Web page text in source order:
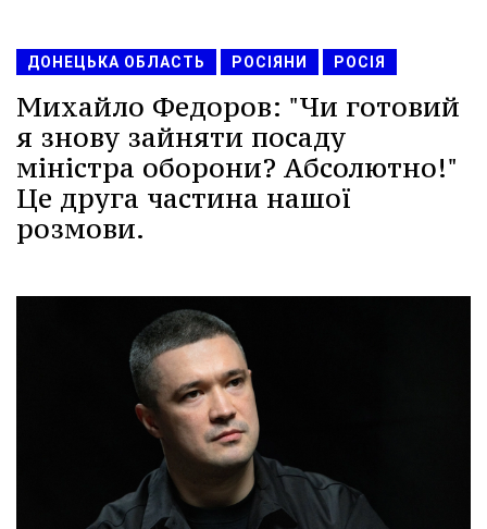
ДОНЕЦЬКА ОБЛАСТЬ РОСІЯНИ РОСІЯ
Михайло Федоров: "Чи готовий
я знову зайняти посаду
міністра оборони? Абсолютно!"
Це друга частина нашої
розмови.